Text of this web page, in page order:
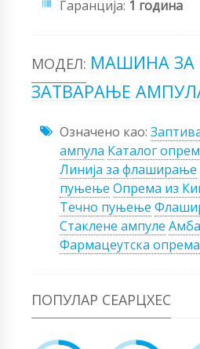
Гаранција: 1 година
МОДЕЛ: МАШИНА ЗА
ЗАТВАРАЊЕ
Означено као:
ампула Каталог
Линија за флаширање
пуњење Опрема из
Течно пуњење
Стаклене ампуле
Фармацеутска опрема
ПОПУЛАР СЕАРЦХЕС